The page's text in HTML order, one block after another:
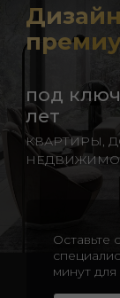
КВАРТИРЫ,
под
лет
Оставьте
минут для